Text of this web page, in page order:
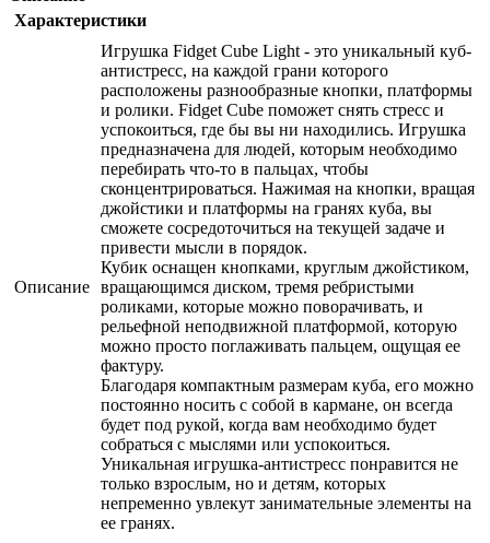
Характеристики
Описание
Игрушка Fidget Cube Light - это уникальный куб-
антистресс, на каждой грани которого
расположены разнообразные кнопки, платформы
и ролики. Fidget Cube поможет снять стресс и
успокоиться, где бы вы ни находились. Игрушка
предназначена для людей, которым необходимо
перебирать что-то в пальцах, чтобы
сконцентрироваться. Нажимая на кнопки, вращая
джойстики и платформы на гранях куба, вы
сможете сосредоточиться на текущей задаче и
привести мысли в порядок.
Кубик оснащен кнопками, круглым джойстиком,
вращающимся диском, тремя ребристыми
роликами, которые можно поворачивать, и
рельефной неподвижной платформой, которую
можно просто поглаживать пальцем, ощущая ее
фактуру.
Благодаря компактным размерам куба, его можно
постоянно носить с собой в кармане, он всегда
будет под рукой, когда вам необходимо будет
собраться с мыслями или успокоиться.
Уникальная игрушка-антистресс понравится не
только взрослым, но и детям, которых
непременно увлекут занимательные элементы на
ее гранях.